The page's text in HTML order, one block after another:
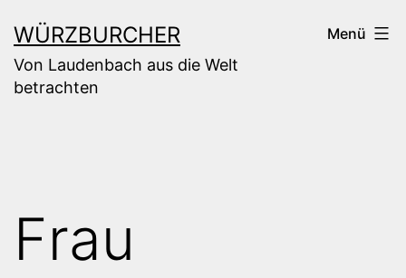
Inhalt
springen
WÜRZBURCHER
Von Laudenbach aus die Welt
betrachten
Menü
Frau